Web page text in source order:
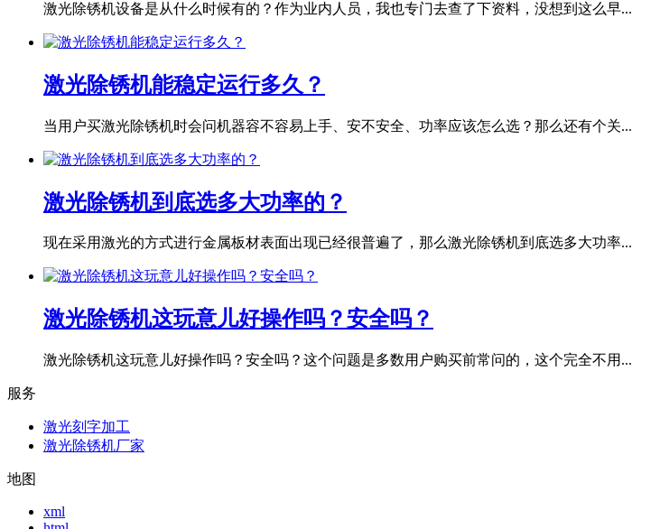
激光除锈机设备是从什么时候有的？作为业内人员，我也专门去查了下资料，没想到这么早...
激光除锈机能稳定运行多久？
当用户买激光除锈机时会问机器容不容易上手、安不安全、功率应该怎么选？那么还有个关...
激光除锈机到底选多大功率的？
现在采用激光的方式进行金属板材表面出现已经很普遍了，那么激光除锈机到底选多大功率...
激光除锈机这玩意儿好操作吗？安全吗？
激光除锈机这玩意儿好操作吗？安全吗？这个问题是多数用户购买前常问的，这个完全不用...
服务
激光刻字加工
激光除锈机厂家
地图
xml